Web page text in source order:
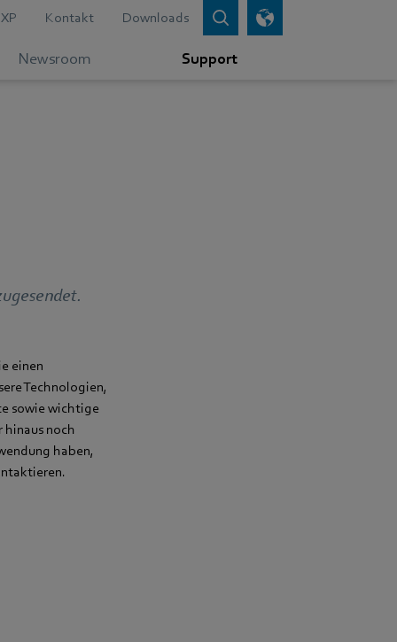
Kontakt Downloads
Newsroom Support
einen
Technologien,
sowie wichtige
noch
haben,